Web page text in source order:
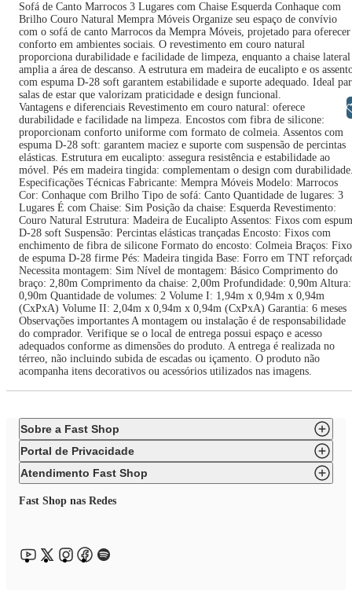
Sofá de Canto Marrocos 3 Lugares com Chaise Esquerda Conhaque com
Brilho Couro Natural Mempra Móveis Organize seu espaço de convívio
com o sofá de canto Marrocos da Mempra Móveis, projetado para oferecer
conforto em ambientes sociais. O revestimento em couro natural
proporciona durabilidade e facilidade de limpeza, enquanto a chaise lateral
amplia a área de descanso. A estrutura em madeira de eucalipto e os
com espuma D-28 soft garantem estabilidade e suporte adequado. Ideal
salas de estar que valorizam praticidade e design funcional.
Vantagens e diferenciais Revestimento em couro natural: oferece
durabilidade e facilidade na limpeza. Encostos com fibra de silicone:
proporcionam conforto uniforme com formato de colmeia. Assentos com
espuma D-28 soft: garantem maciez e suporte com suspensão de percintas
elásticas. Estrutura em eucalipto: assegura resistência e estabilidade ao
móvel. Pés em madeira tingida: complementam o design com
Especificações Técnicas Fabricante: Mempra Móveis Modelo: Marrocos
Cor: Conhaque com Brilho Tipo de sofá: Canto Quantidade de lugares: 3
Lugares É com Chaise: Sim Posição da chaise: Esquerda Revestimento:
Couro Natural Estrutura: Madeira de Eucalipto Assentos: Fixos com
D-28 soft Suspensão: Percintas elásticas trançadas Encosto: Fixos com
enchimento de fibra de silicone Formato do encosto: Colmeia Braços:
de espuma D-28 firme Pés: Madeira tingida Base: Forro em TNT
Necessita montagem: Sim Nível de montagem: Básico Comprimento do
braço: 2,80m Comprimento da chaise: 2,00m Profundidade: 0,90m Altura:
0,90m Quantidade de volumes: 2 Volume I: 1,94m x 0,94m x 0,94m
(CxPxA) Volume II: 2,04m x 0,94m x 0,94m (CxPxA) Garantia: 6 meses
Observações importantes A montagem ou instalação é de responsabilidade
do comprador. Verifique se o local de entrega possui espaço e acesso
adequados conforme as dimensões do produto. A entrega é realizada no
térreo, não incluindo subida de escadas ou içamento. O produto não
acompanha itens decorativos ou acessórios utilizados nas imagens.
Sobre a Fast Shop
Portal de Privacidade
Atendimento Fast Shop
Fast Shop nas Redes
Libras